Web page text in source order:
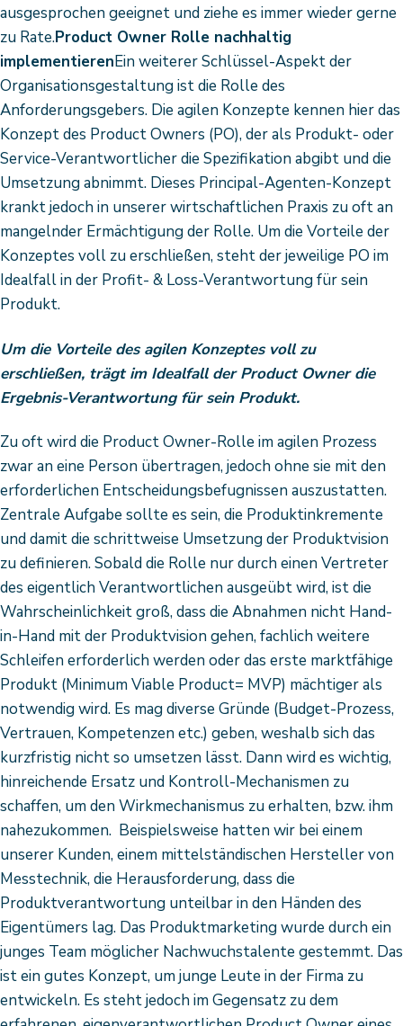
ausgesprochen geeignet und ziehe es immer wieder gerne
zu Rate.Product Owner Rolle nachhaltig
implementierenEin weiterer Schlüssel-Aspekt der
Organisationsgestaltung ist die Rolle des
Anforderungsgebers. Die agilen Konzepte kennen hier das
Konzept des Product Owners (PO), der als Produkt- oder
Service-Verantwortlicher die Spezifikation abgibt und die
Umsetzung abnimmt. Dieses Principal-Agenten-Konzept
krankt jedoch in unserer wirtschaftlichen Praxis zu oft an
mangelnder Ermächtigung der Rolle. Um die Vorteile der
Konzeptes voll zu erschließen, steht der jeweilige PO im
Idealfall in der Profit- & Loss-Verantwortung für sein
Produkt.
Um die Vorteile des agilen Konzeptes voll zu
erschließen, trägt im Idealfall der Product Owner die
Ergebnis-Verantwortung für sein Produkt.
Zu oft wird die Product Owner-Rolle im agilen Prozess
zwar an eine Person übertragen, jedoch ohne sie mit den
erforderlichen Entscheidungsbefugnissen auszustatten.
Zentrale Aufgabe sollte es sein, die Produktinkremente
und damit die schrittweise Umsetzung der Produktvision
zu definieren. Sobald die Rolle nur durch einen Vertreter
des eigentlich Verantwortlichen ausgeübt wird, ist die
Wahrscheinlichkeit groß, dass die Abnahmen nicht Hand-
in-Hand mit der Produktvision gehen, fachlich weitere
Schleifen erforderlich werden oder das erste marktfähige
Produkt (Minimum Viable Product= MVP) mächtiger als
notwendig wird. Es mag diverse Gründe (Budget-Prozess,
Vertrauen, Kompetenzen etc.) geben, weshalb sich das
kurzfristig nicht so umsetzen lässt. Dann wird es wichtig,
hinreichende Ersatz und Kontroll-Mechanismen zu
schaffen, um den Wirkmechanismus zu erhalten, bzw. ihm
nahezukommen. Beispielsweise hatten wir bei einem
unserer Kunden, einem mittelständischen Hersteller von
Messtechnik, die Herausforderung, dass die
Produktverantwortung unteilbar in den Händen des
Eigentümers lag. Das Produktmarketing wurde durch ein
junges Team möglicher Nachwuchstalente gestemmt. Das
ist ein gutes Konzept, um junge Leute in der Firma zu
entwickeln. Es steht jedoch im Gegensatz zu dem